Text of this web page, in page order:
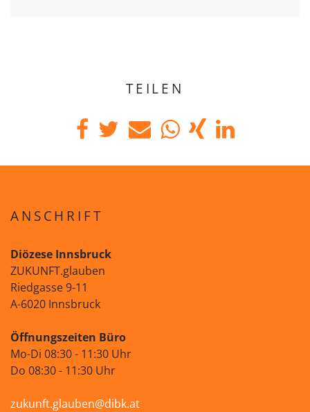
TEILEN
ANSCHRIFT
Diözese Innsbruck
ZUKUNFT.glauben
Riedgasse 9-11
A-6020 Innsbruck
Öffnungszeiten Büro
Mo-Di 08:30 - 11:30 Uhr
Do 08:30 - 11:30 Uhr
zukunft.glauben@dibk.at